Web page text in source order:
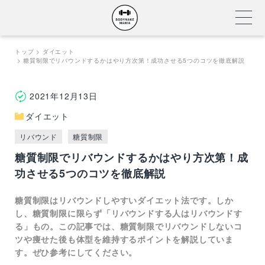
Skipトップ
ダイエット
糖質制限でリバウンドするかはやり方次第！成功させる5つのコツを徹底解説
2021年12月13日
ダイエット
リバウンド 糖質制限
糖質制限でリバウンドするかはやり方次第！成
功させる5つのコツを徹底解説
糖質制限はリバウンドしやすいダイエット法です。しか
し、糖質制限に限らず「リバウンドする人はリバウンドす
る」もの。この記事では、糖質制限でリバウンドしないコ
ツや痩せた後も体型を維持するポイントを解説していま
す。ぜひ参考にしてください。